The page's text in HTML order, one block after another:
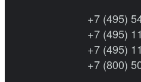
+7 (495)
+7 (495)
+7 (495)
+7 (800)